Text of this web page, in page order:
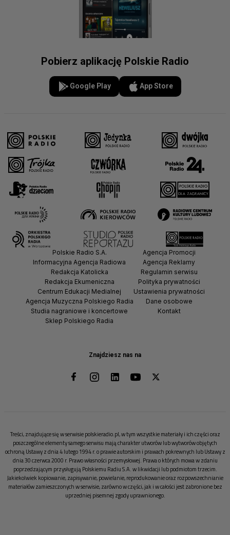
Pobierz aplikację Polskie Radio
Google Play App Store
Znajdziesz nas na
Polskie Radio S.A.
Informacyjna Agencja Radiowa
Redakcja Katolicka
Redakcja Ekumeniczna
Centrum Edukacji Medialnej
Agencja Muzyczna Polskiego Radia
Studia nagraniowe i koncertowe
Sklep Polskiego Radia
Agencja Promocji
Agencja Reklamy
Regulamin serwisu
Polityka prywatności
Ustawienia prywatności
Dane osobowe
Kontakt
Treści, znajdujące się w serwisie polskieradio.pl, w tym wszystkie materiały i ich części oraz
poszczególne elementy samego serwisu mają charakter utworów lub wytworów objętych
ochroną Ustawy z dnia 4 lutego 1994 r. o prawie autorskim i prawach pokrewnych lub Ustawy z
dnia 30 czerwca 2000 r. Prawo własności przemysłowej. Prawa o których mowa w zdaniu
poprzedzającym przysługują Polskiemu Radiu S.A. w likwidacji lub podmiotom trzecim.
Jakiekolwiek kopiowanie, zapisywanie, powielanie, reprodukowanie oraz rozpowszechnianie
materiałów zamieszczonych w serwisie, zarówno w części, jak i w całości jest zabronione bez
uprzedniej pisemnej zgody uprawnionego.